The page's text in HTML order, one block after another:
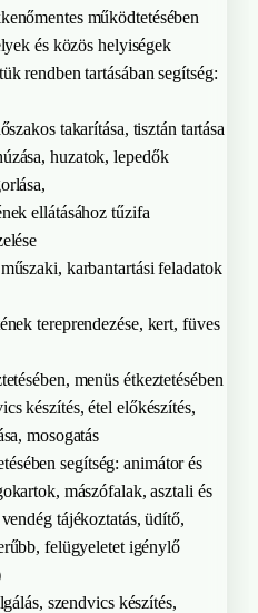
működtetésében
és közös helyiségek
rendben tartásában segítség:
takarítása, tisztán tartása
huzatok, lepedők
ellátásához tűzifa
karbantartási feladatok
tereprendezése, kert, füves
menüs étkeztetésében
készítés, étel előkészítés,
mosogatás
segítség: animátor és
mászófalak, asztali és
tájékoztatás, üdítő,
felügyeletet igénylő
szendvics készítés,